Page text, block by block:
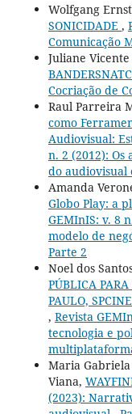
Wolfgang
SONICIDADE ,
Comunicação
Juliane
Cocriação de
Raul Parreira
como
Audiovisual:
n. 2 (2012):
do audiovisual
Amanda
Globo Play: a
GEMInIS: v. 8
modelo de
Parte 2
Noel dos
PÚBLICA
PAULO,
, Revista
tecnologia e
Maria Gabriela
Viana,
(2023):